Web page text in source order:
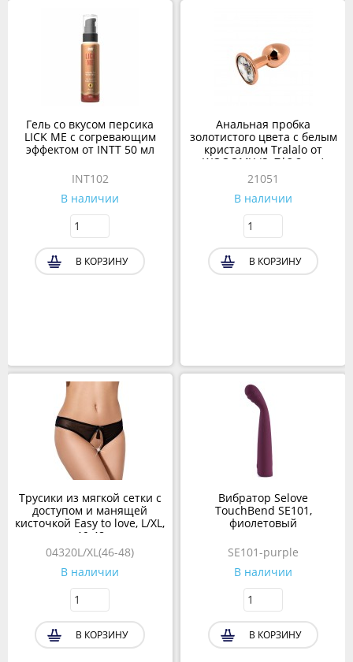
Гель со вкусом персика
LICK ME с согревающим
эффектом от INTT 50 мл
INT102
В наличии
В КОРЗИНУ
Трусики из мягкой сетки с
доступом и манящей
кисточкой Easy to love, L/XL,
46-48
04320L/XL(46-48)
В наличии
В КОРЗИНУ
Анальная пробка
золотистого цвета с белым
кристаллом Tralalo от
WOOOMY (S: 7*2,8 см.)
21051
В наличии
В КОРЗИНУ
Вибратор Selove
TouchBend SE101,
фиолетовый
SE101-purple
В наличии
В КОРЗИНУ